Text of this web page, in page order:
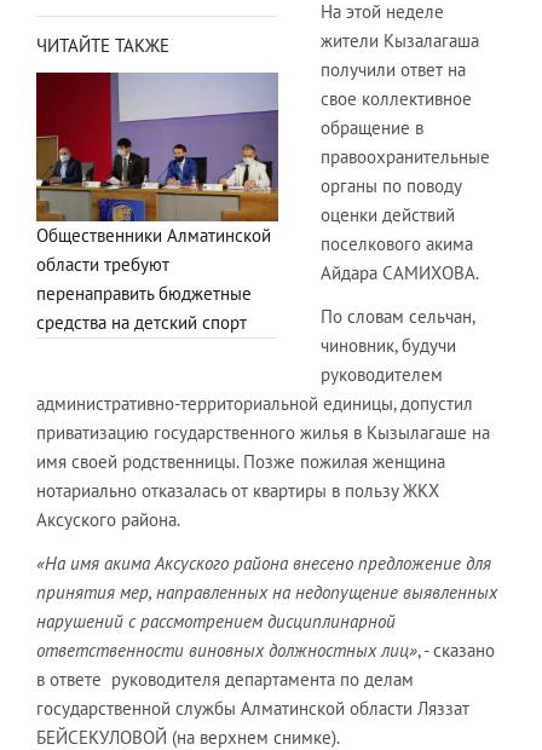
ЧИТАЙТЕ ТАКЖЕ
Общественники Алматинской
области требуют
перенаправить бюджетные
средства на детский спорт
На этой неделе
жители Кызалагаша
получили ответ на
свое коллективное
обращение в
правоохранительные
органы по поводу
оценки действий
поселкового акима
Айдара САМИХОВА.
По словам сельчан,
чиновник, будучи
руководителем
административно-территориальной единицы, допустил
приватизацию государственного жилья в Кызылагаше на
имя своей родственницы. Позже пожилая женщина
нотариально отказалась от квартиры в пользу ЖКХ
Аксуского района.
«На имя акима Аксуского района внесено предложение для
принятия мер, направленных на недопущение выявленных
нарушений с рассмотрением дисциплинарной
ответственности виновных должностных лиц», - сказано
в ответе руководителя департамента по делам
государственной службы Алматинской области Ляззат
БЕЙСЕКУЛОВОЙ (на верхнем снимке).